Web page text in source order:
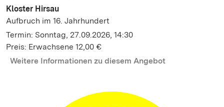
Kloster Hirsau
Aufbruch im 16. Jahrhundert
Termin: Sonntag, 27.09.2026, 14:30
Preis: Erwachsene 12,00 €
Weitere Informationen zu diesem Angebot